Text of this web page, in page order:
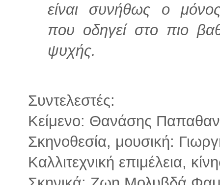
είναι συνήθως ο
που οδηγεί στο πιο
ψυχής.
Συντελεστές:
Κείμενο: Θανάσης
Σκηνοθεσία, μουσική:
Καλλιτεχνική επιμέλεια,